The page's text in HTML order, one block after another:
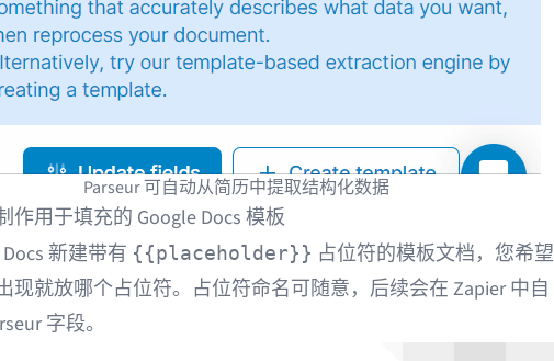
Parseur 可自动从简历中提取结构化数据
作用于填充的 Google Docs 模板
新建带有 {{placeholder}} 占位符的模板文档，您希望
现就放哪个占位符。占位符命名可随意，后续会在 Zapier 中自
字段。